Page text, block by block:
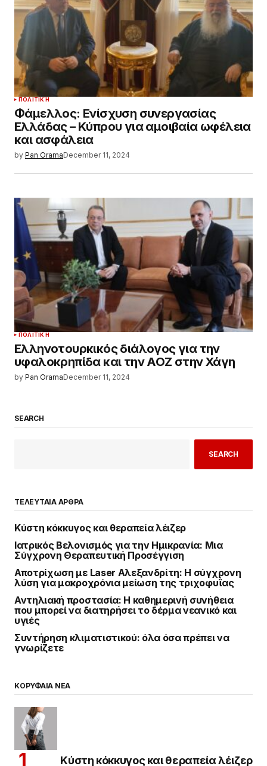
ΠΟΛΙΤΙΚΉ
Φάμελλος: Ενίσχυση συνεργασίας
Ελλάδας – Κύπρου για αμοιβαία ωφέλεια
και ασφάλεια
by Pan OramaDecember 11, 2024
ΠΟΛΙΤΙΚΉ
Ελληνοτουρκικός διάλογος για την
υφαλοκρηπίδα και την ΑΟΖ στην Χάγη
by Pan OramaDecember 11, 2024
SEARCH
SEARCH
ΤΕΛΕΥΤΑΙΑ ΑΡΘΡΑ
Κύστη κόκκυγος και θεραπεία λέιζερ
Ιατρικός Βελονισμός για την Ημικρανία: Μια
Σύγχρονη Θεραπευτική Προσέγγιση
Αποτρίχωση με Laser Αλεξανδρίτη: Η σύγχρονη
λύση για μακροχρόνια μείωση της τριχοφυΐας
Αντηλιακή προστασία: Η καθημερινή συνήθεια
που μπορεί να διατηρήσει το δέρμα νεανικό και
υγιές
Συντήρηση κλιματιστικού: όλα όσα πρέπει να
γνωρίζετε
ΚΟΡΥΦΑΙΑ ΝΕΑ
Κύστη κόκκυγος και θεραπεία λέιζερ